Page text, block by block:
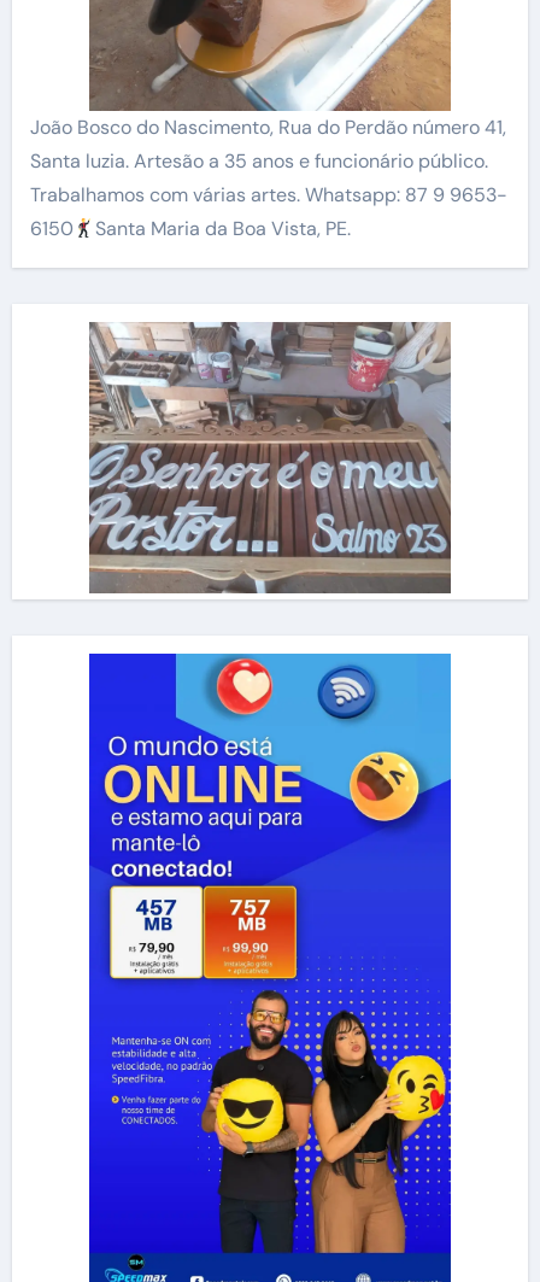
João Bosco do Nascimento, Rua do Perdão número 41,
Santa luzia. Artesão a 35 anos e funcionário público.
Trabalhamos com várias artes. Whatsapp: 87 9 9653-
6150
Santa Maria da Boa Vista, PE.